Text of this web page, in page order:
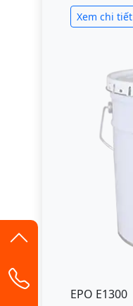
Xem chi tiết
EPO E1300